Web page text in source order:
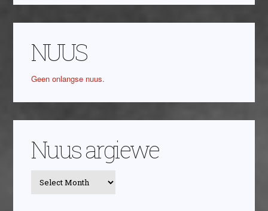
NUUS
Geen onlangse nuus.
Nuus argiewe